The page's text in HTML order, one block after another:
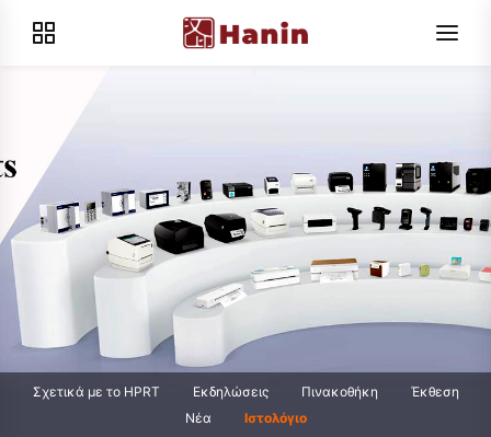
Σχετικά με το HPRT Εκδηλώσεις Πινακοθήκη
Έκθεση
Νέα
Ιστολόγιο